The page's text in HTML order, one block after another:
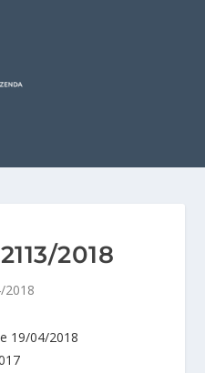
2018
2018
19/04/2018